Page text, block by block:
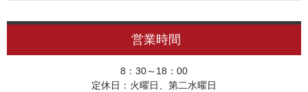
営業時間
8：30～18：00
定休日：火曜日、第二水曜日